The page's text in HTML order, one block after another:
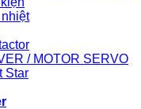
/ MOTOR SERVO
Star